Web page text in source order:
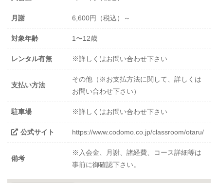
月謝 6,600円（税込）～
対象年齢 1〜12歳
レンタル有無 ※詳しくはお問い合わせ下さい
支払い方法
その他（※お支払方法に関して、詳しくは
お問い合わせ下さい）
駐車場 ※詳しくはお問い合わせ下さい
公式サイト https://www.codomo.co.jp/classroom/otaru/
備考
※入会金、月謝、諸経費、コース詳細等は
事前に御確認下さい。